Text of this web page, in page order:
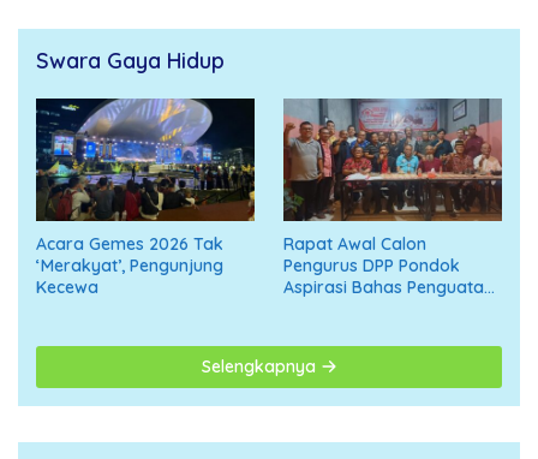
Swara Gaya Hidup
Acara Gemes 2026 Tak
‘Merakyat’, Pengunjung
Kecewa
Rapat Awal Calon
Pengurus DPP Pondok
Aspirasi Bahas Penguatan
Selengkapnya